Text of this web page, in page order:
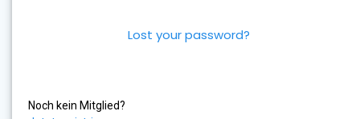
Lost your password?
Noch kein Mitglied?